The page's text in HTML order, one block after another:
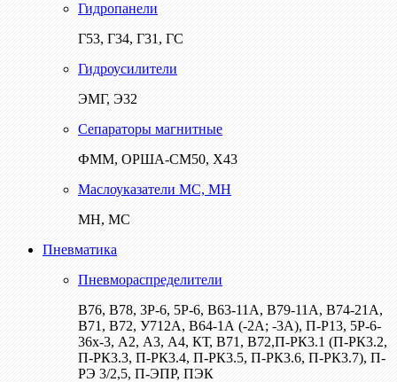
Гидропанели
Г53, Г34, Г31, ГС
Гидроусилители
ЭМГ, Э32
Сепараторы магнитные
ФММ, ОРША-СМ50, Х43
Маслоуказатели МС, МН
МН, МС
Пневматика
Пневмораспределители
В76, В78, 3Р-6, 5Р-6, В63-11А, В79-11А, В74-21А,
В71, В72, У712А, В64-1А (-2А; -3А), П-Р13, 5Р-6-
36х-3, А2, А3, А4, КТ, В71, В72,П-РК3.1 (П-РК3.2,
П-РК3.3, П-РК3.4, П-РК3.5, П-РК3.6, П-РК3.7), П-
РЭ 3/2,5, П-ЭПР, ПЭК